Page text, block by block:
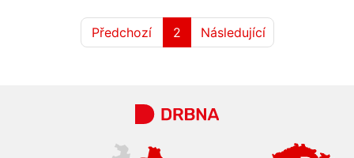
Předchozí 2 Následující